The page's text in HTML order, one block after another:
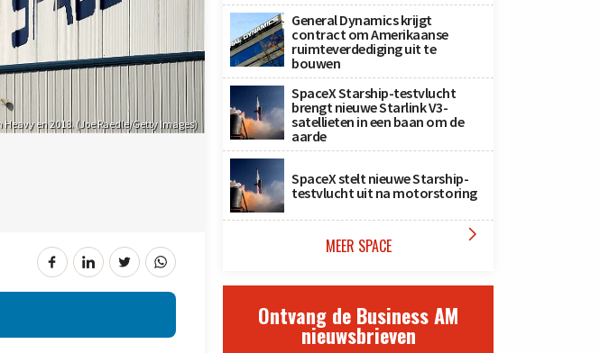
en 2018. (Joe Raedle/Getty Images)
General Dynamics krijgt
contract om Amerikaanse
ruimteverdediging uit te
bouwen
SpaceX Starship-testvlucht
brengt nieuwe Starlink V3-
satellieten in een baan om de
aarde
SpaceX stelt nieuwe Starship-
testvlucht uit na motorstoring
MEER SPACE 
Ontvang de Business AM
nieuwsbrieven